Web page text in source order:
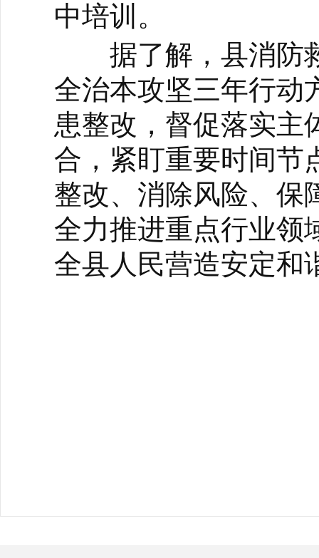
中培训。
据了解，县消防救
全治本攻坚三年行动
患整改，督促落实主
合，紧盯重要时间节
整改、消除风险、保
全力推进重点行业领
全县人民营造安定和